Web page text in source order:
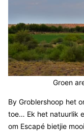
Groen
By Groblershoop het
toe… Ek het natuurlik
om Escapé bietjie